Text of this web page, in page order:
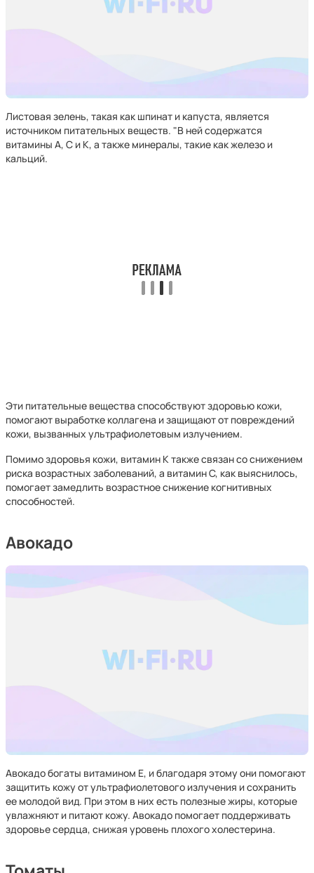
Листовая зелень, такая как шпинат и капуста, является
источником питательных веществ. "В ней содержатся
витамины А, С и К, а также минералы, такие как железо и
кальций.
Эти питательные вещества способствуют здоровью кожи,
помогают выработке коллагена и защищают от повреждений
кожи, вызванных ультрафиолетовым излучением.
Помимо здоровья кожи, витамин К также связан со снижением
риска возрастных заболеваний, а витамин С, как выяснилось,
помогает замедлить возрастное снижение когнитивных
способностей.
Авокадо
Авокадо богаты витамином Е, и благодаря этому они помогают
защитить кожу от ультрафиолетового излучения и сохранить
ее молодой вид. При этом в них есть полезные жиры, которые
увлажняют и питают кожу. Авокадо помогает поддерживать
здоровье сердца, снижая уровень плохого холестерина.